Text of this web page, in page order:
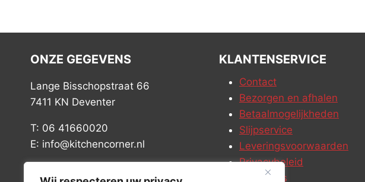
ONZE GEGEVENS
Lange Bisschopstraat 66
7411 KN Deventer
T: 06 41660020
E: info@kitchencorner.nl
KLANTENSERVICE
Contact
Bezorgen en afhalen
Betaalmogelijkheden
Slijpservice
Leveringsvoorwaarden
Privacybeleid
Vacatures